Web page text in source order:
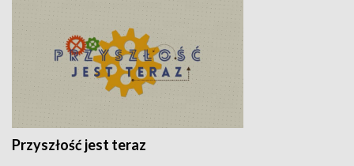
Przyszłość jest teraz